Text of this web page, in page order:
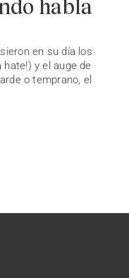
habla
en su día los
y el auge de
o temprano, el